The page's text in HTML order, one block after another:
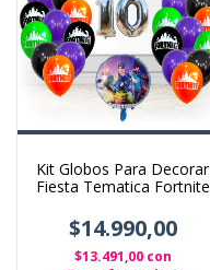
Kit Globos Para Decorar
Fiesta Tematica Fortnite
$14.990,00
$13.491,00 con